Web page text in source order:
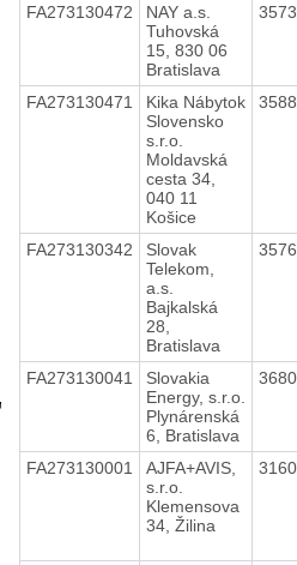
FA273130472
NAY a.s.
Tuhovská
15, 830 06
Bratislava
FA273130471
Kika Nábytok
Slovensko
s.r.o.
Moldavská
cesta 34,
040 11
Košice
FA273130342
Slovak
Telekom,
a.s.
Bajkalská
28,
Bratislava
FA273130041
Slovakia
Energy, s.r.o.
Plynárenská
6, Bratislava
FA273130001
AJFA+AVIS,
s.r.o.
Klemensova
34, Žilina